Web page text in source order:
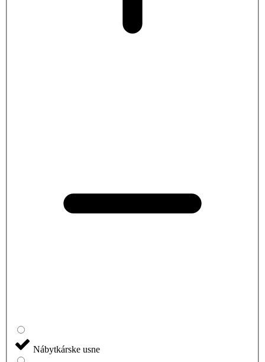
Nábytkárske usne